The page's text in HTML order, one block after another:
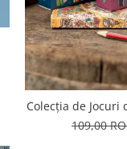
Colecția de Jocuri
109,00